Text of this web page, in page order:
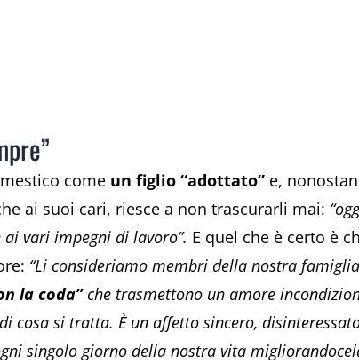
come un figlio “adottato” e,
ai suoi cari, riesce a non trascurarli mai:
vari impegni di lavoro”. E quel che è certo è
“Li consideriamo membri della nostra
la coda”che trasmettono un amore
cosa si tratta. È un affetto sincero,
singolo giorno della nostra vita